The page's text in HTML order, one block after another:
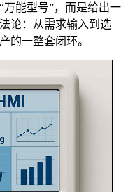
万能型号”，而是给出一
论：从需求输入到选
的一整套闭环。